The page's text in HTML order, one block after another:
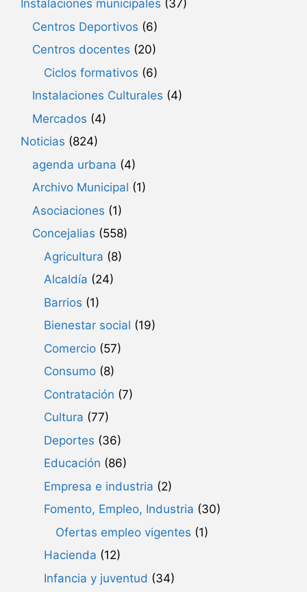
Instalaciones municipales (37)
Centros Deportivos (6)
Centros docentes (20)
Ciclos formativos (6)
Instalaciones Culturales (4)
Mercados (4)
Noticias (824)
agenda urbana (4)
Archivo Municipal (1)
Asociaciones (1)
Concejalias (558)
Agricultura (8)
Alcaldía (24)
Barrios (1)
Bienestar social (19)
Comercio (57)
Consumo (8)
Contratación (7)
Cultura (77)
Deportes (36)
Educación (86)
Empresa e industria (2)
Fomento, Empleo, Industria (30)
Ofertas empleo vigentes (1)
Hacienda (12)
Infancia y juventud (34)